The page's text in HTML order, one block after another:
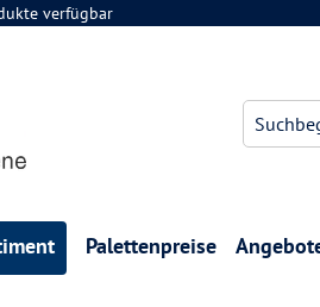
springen
verfügbar
Palettenpreise